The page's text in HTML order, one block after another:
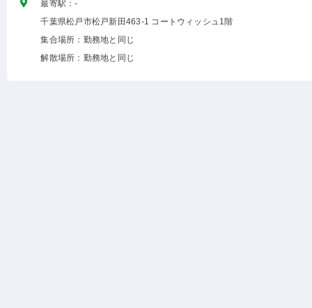
最寄駅：-
千葉県松戸市松戸新田463-1 コートウィッシュ1階
集合場所：勤務地と同じ
解散場所：勤務地と同じ